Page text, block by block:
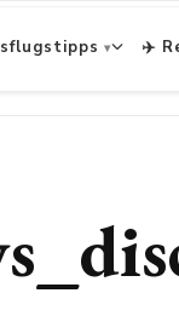
✈️